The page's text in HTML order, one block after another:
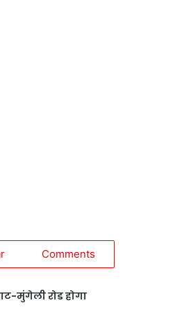
Comments
मुंगेली रोड होगा